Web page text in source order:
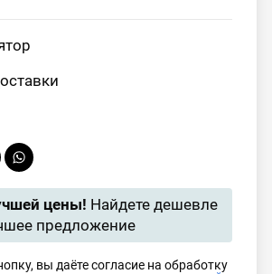
цены! Найдете дешевле
предложение
вы даёте согласие на обработку